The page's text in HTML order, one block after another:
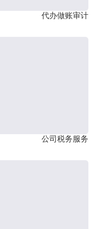
代办做账审计
公司税务服务